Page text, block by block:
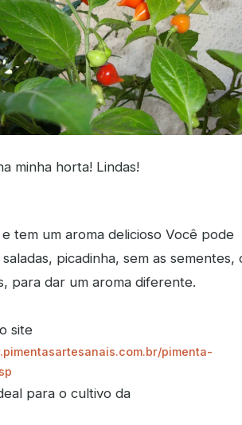
minha horta! Lindas!
tem um aroma delicioso Você pode
picadinha, sem as sementes,
para dar um aroma diferente.
site
pimenta-
para o cultivo da